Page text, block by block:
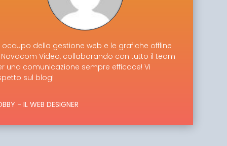
occupo della gestione web e le grafiche offline
Novacom Video, collaborando con tutto il team
una comunicazione sempre efficace! Vi
sul blog!
- IL WEB DESIGNER